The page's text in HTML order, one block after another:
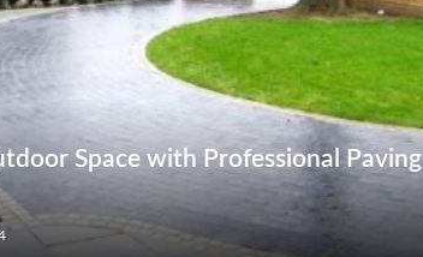
Space with Professional Paving